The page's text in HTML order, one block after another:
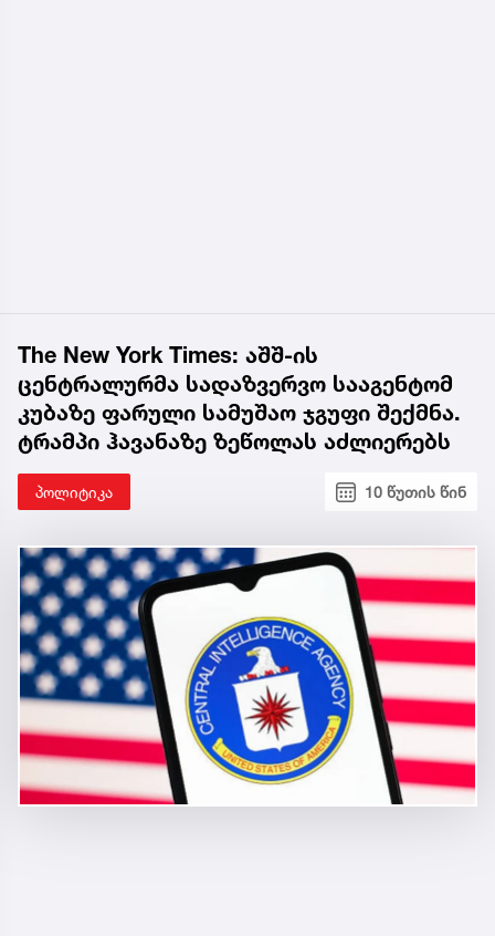
The New York Times: აშშ-ის
ცენტრალურმა სადაზვერვო სააგენტომ
კუბაზე ფარული სამუშაო ჯგუფი შექმნა.
ტრამპი ჰავანაზე ზეწოლას აძლიერებს
პოლიტიკა 10 წუთის წინ